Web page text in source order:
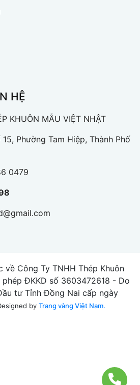
HỆ
KHUÔN MẪU VIỆT NHẬT
Phường Tam Hiệp, Thành Phố
0479
về Công Ty TNHH Thép Khuôn
ĐKKD số 3603472618 - Do
tư Tỉnh Đồng Nai cấp ngày
by Trang vàng Việt Nam.